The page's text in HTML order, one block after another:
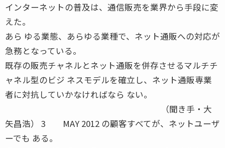
インターネットの普及は、通信販売を業界から手段に変
えた。
あら ゆる業態、あらゆる業種で、ネット通販への対応が
急務となっている。
既存の販売チャネルとネット通販を併存させるマルチチ
ャネル型のビジ ネスモデルを確立し、ネット通販専業
者に対抗していかなければなら ない。
（聞き手・大
矢昌浩） 3 MAY 2012 の顧客すべてが、ネットユーザ
ーでも ある。